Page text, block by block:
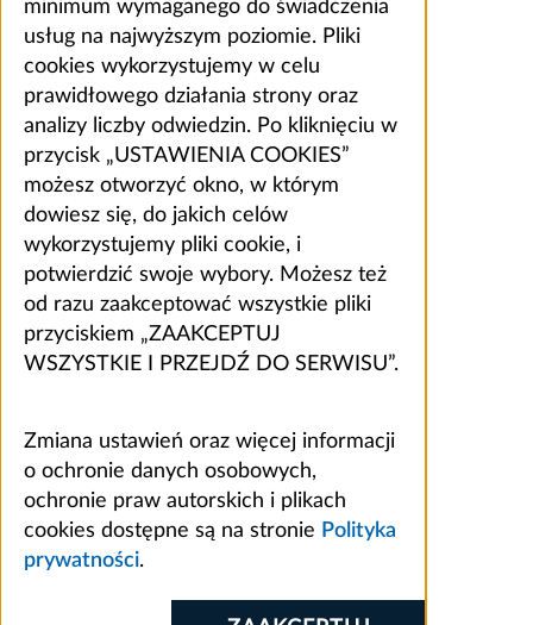
minimum wymaganego do świadczenia
usług na najwyższym poziomie. Pliki
cookies wykorzystujemy w celu
prawidłowego działania strony oraz
analizy liczby odwiedzin. Po kliknięciu w
przycisk „USTAWIENIA COOKIES”
możesz otworzyć okno, w którym
dowiesz się, do jakich celów
wykorzystujemy pliki cookie, i
potwierdzić swoje wybory. Możesz też
od razu zaakceptować wszystkie pliki
przyciskiem „ZAAKCEPTUJ
WSZYSTKIE I PRZEJDŹ DO SERWISU”.
Zmiana ustawień oraz więcej informacji
o ochronie danych osobowych,
ochronie praw autorskich i plikach
cookies dostępne są na stronie Polityka
prywatności.